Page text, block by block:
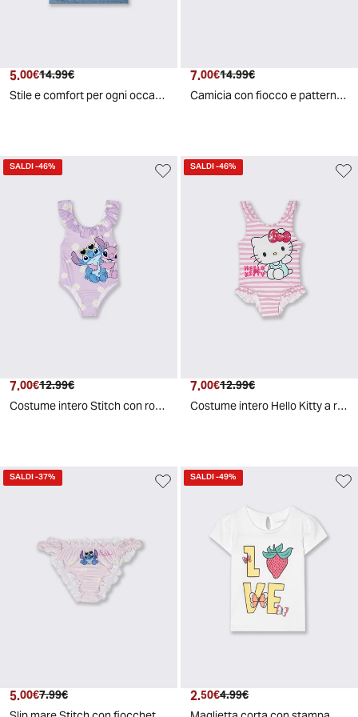
Prezzo attuale
5.00€ Prezzo originale
14.99€
Stile e comfort per ogni occasione - Denim
Prezzo attuale
7.00€ Prezzo originale
14.99€
Camicia con fiocco e pattern floreale - Fantasia
SALDI-46%
Prezzo attuale
7.00€ Prezzo originale
12.99€
Costume intero Stitch con rouche e stampa - Viola
SALDI-46%
Prezzo attuale
7.00€ Prezzo originale
12.99€
Costume intero Hello Kitty a righe - Rosa
SALDI-37%
Prezzo attuale
5.00€ Prezzo originale
7.99€
SALDI-49%
Prezzo attuale
2.50€ Prezzo originale
4.99€